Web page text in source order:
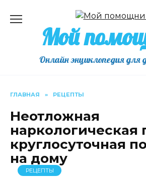
содержаниюМой
Онлайн энциклопедия для
ГЛАВНАЯ » РЕЦЕПТЫ
Неотложная
наркологическая
круглосуточная
на дому
РЕЦЕПТЫ